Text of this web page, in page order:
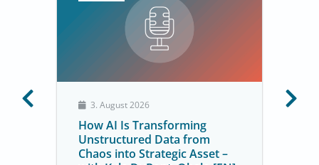
3. August 2026
How AI Is Transforming
Unstructured Data from
Chaos into Strategic Asset –